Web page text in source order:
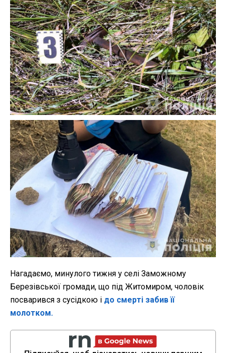
Нагадаємо, минулого тижня у селі Заможному
Березівської громади, що під Житомиром, чоловік
посварився з сусідкою і до смерті забив її
молотком.